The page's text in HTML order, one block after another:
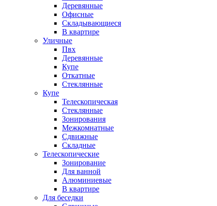
Деревянные
Офисные
Складывающиеся
В квартире
Уличные
Пвх
Деревянные
Купе
Откатные
Стеклянные
Купе
Телескопическая
Стеклянные
Зонирования
Межкомнатные
Сдвижные
Складные
Телескопические
Зонирование
Для ванной
Алюминиевые
В квартире
Для беседки